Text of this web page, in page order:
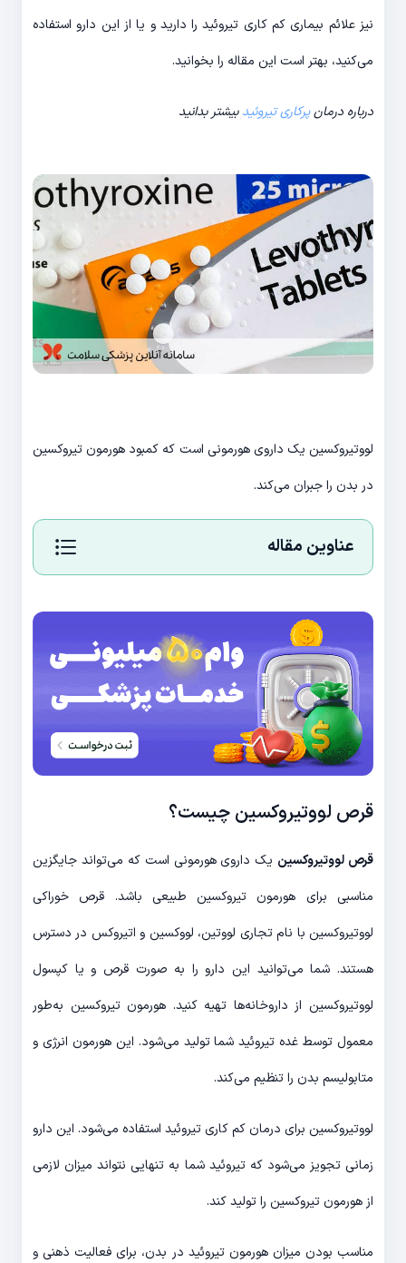
نیز علائم بیماری کم کاری تیروئید را دارید و یا از این دارو استفاده
می‌کنید، بهتر است این مقاله را بخوانید.
درباره درمانپرکاری تیروئیدبیشتر بدانید
لووتیروکسین یک داروی هورمونی است که کمبود هورمون تیروکسین
در بدن را جبران می‌کند.
عناوین مقاله
قرص لووتیروکسین چیست؟
قرص لووتیروکسین یک داروی هورمونی است که می‌تواند جایگزین
مناسبی برای هورمون تیروکسین طبیعی باشد. قرص خوراکی
لووتیروکسین با نام تجاری لووتین، لووکسین و اتیروکس در دسترس
هستند. شما می‌توانید این دارو را به صورت قرص و یا کپسول
لووتیروکسین از داروخانه‌ها تهیه کنید. هورمون تیروکسین به‌طور
معمول توسط غده تیروئید شما تولید می‌شود. این هورمون انرژی و
متابولیسم بدن را تنظیم می‌کند.
لووتیروکسین برای درمان کم کاری تیروئید استفاده می‌شود. این دارو
زمانی تجویز می‌شود که تیروئید شما به تنهایی نتواند میزان لازمی
از هورمون تیروکسین را تولید کند.
مناسب بودن میزان هورمون تیروئید در بدن، برای فعالیت ذهنی و